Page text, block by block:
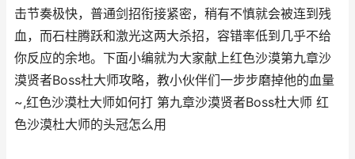
击节奏极快，普通剑招衔接紧密，稍有不慎就会被连到残
血，而石柱腾跃和激光这两大杀招，容错率低到几乎不给
你反应的余地。下面小编就为大家献上红色沙漠第九章沙
漠贤者Boss杜大师攻略，教小伙伴们一步步磨掉他的血量
~,红色沙漠杜大师如何打 第九章沙漠贤者Boss杜大师 红
色沙漠杜大师的头冠怎么用